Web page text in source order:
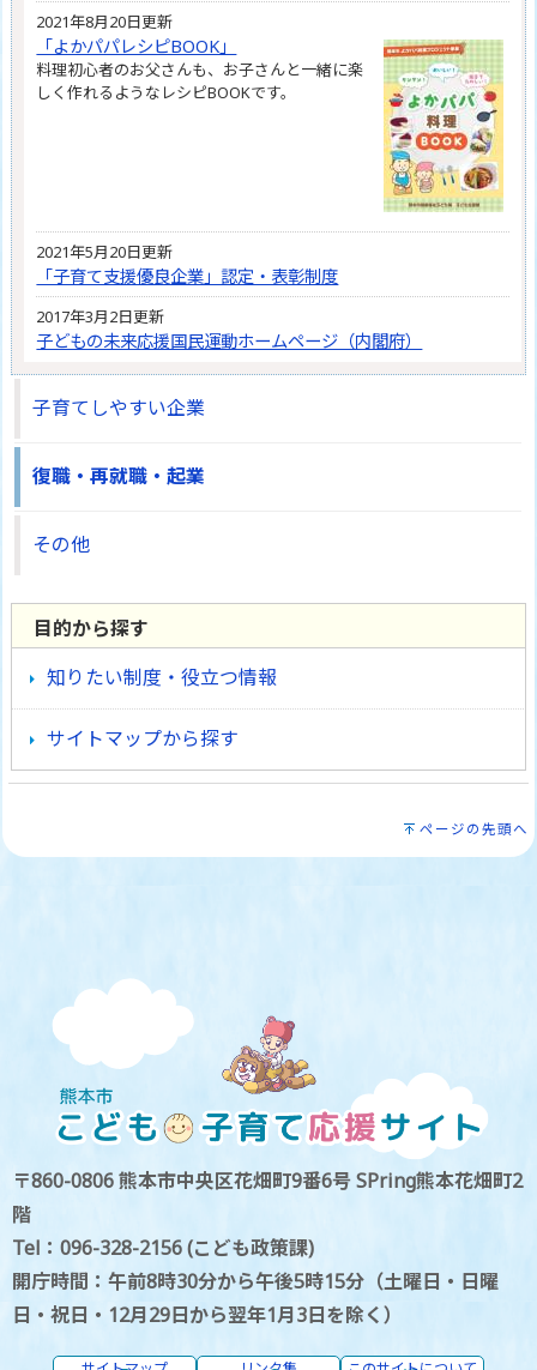
2021年8月20日更新
「よかパパレシピBOOK」
料理初心者のお父さんも、お子さんと一緒に楽
しく作れるようなレシピBOOKです。
2021年5月20日更新
「子育て支援優良企業」認定・表彰制度
2017年3月2日更新
子どもの未来応援国民運動ホームページ（内閣府）
子育てしやすい企業
復職・再就職・起業
その他
目的から探す
知りたい制度・役立つ情報
サイトマップから探す
ページの先頭へ
〒860-0806 熊本市中央区花畑町9番6号 SPring熊本花畑町2
階
Tel：096-328-2156 (こども政策課)
開庁時間：午前8時30分から午後5時15分（土曜日・日曜
日・祝日・12月29日から翌年1月3日を除く）